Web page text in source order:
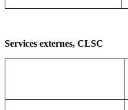
Services externes, CLSC